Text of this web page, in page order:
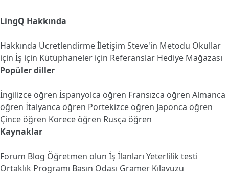
LingQ Hakkında
Hakkında Ücretlendirmeİletişim Steve'in Metodu Okullar
için İş için Kütüphaneler için Referanslar Hediye Mağazası
Popüler diller
İngilizce öğren İspanyolca öğren Fransızca öğren Almanca
öğren İtalyanca öğren Portekizce öğren Japonca öğren
Çince öğren Korece öğren Rusça öğren
Kaynaklar
Forum Blog Öğretmen olun İş İlanları Yeterlilik testi
Ortaklık Programı Basın Odası Gramer Kılavuzu